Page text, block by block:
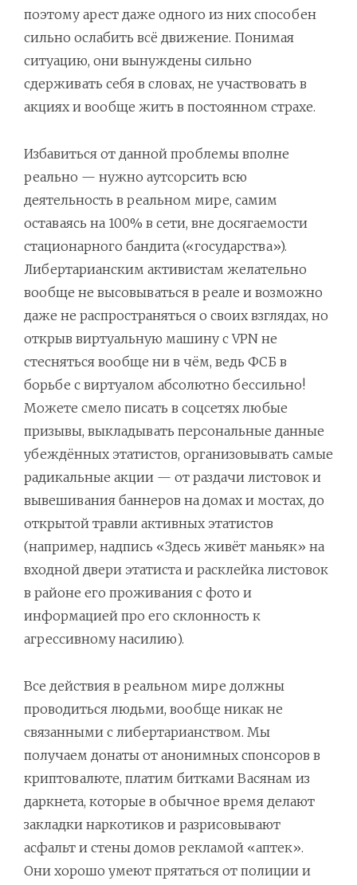
поэтому арест даже одного из них способен
сильно ослабить всё движение. Понимая
ситуацию, они вынуждены сильно
сдерживать себя в словах, не участвовать в
акциях и вообще жить в постоянном страхе.
Избавиться от данной проблемы вполне
реально — нужно аутсорсить всю
деятельность в реальном мире, самим
оставаясь на 100% в сети, вне досягаемости
стационарного бандита («государства»).
Либертарианским активистам желательно
вообще не высовываться в реале и возможно
даже не распространяться о своих взглядах, но
открыв виртуальную машину с VPN не
стесняться вообще ни в чём, ведь ФСБ в
борьбе с виртуалом абсолютно бессильно!
Можете смело писать в соцсетях любые
призывы, выкладывать персональные данные
убеждённых этатистов, организовывать самые
радикальные акции — от раздачи листовок и
вывешивания баннеров на домах и мостах, до
открытой травли активных этатистов
(например, надпись «Здесь живёт маньяк» на
входной двери этатиста и расклейка листовок
в районе его проживания с фото и
информацией про его склонность к
агрессивному насилию).
Все действия в реальном мире должны
проводиться людьми, вообще никак не
связанными с либертарианством. Мы
получаем донаты от анонимных спонсоров в
криптовалюте, платим битками Васянам из
даркнета, которые в обычное время делают
закладки наркотиков и разрисовывают
асфальт и стены домов рекламой «аптек».
Они хорошо умеют прятаться от полиции и